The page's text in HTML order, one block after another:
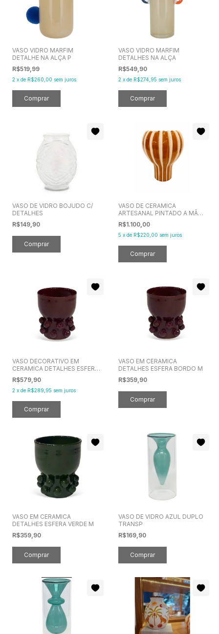
VASO VIDRO MARFIM
DETALHE NA ALÇA P
R$519,99
2 x de R$260,00 sem juros
VASO VIDRO MARFIM
DETALHES NA ALÇA
R$549,90
2 x de R$274,95 sem juros
VASO DE VIDRO BOJUDO C/
DETALHES
R$149,90
VASO DE CERAMICA
ARTESANAL PINTADO A MÃO
TERRACOTA 26CM
R$1.100,00
5 x de R$220,00 sem juros
VASO DECORATIVO EM
CERAMICA DETALHES ESFERA
BORDO G
R$579,90
2 x de R$289,95 sem juros
VASO EM CERAMICA
DETALHES ESFERA BORDO M
R$359,90
VASO EM CERAMICA
DETALHES ESFERA VERDE M
R$359,90
VASO DE VIDRO AZUL DUPLO
TRANSP
R$169,90